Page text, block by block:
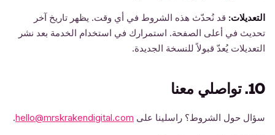
التعديلات: قد نُحدّث هذه الشروط في أي وقت. يظهر تاريخ آخر
تحديث في أعلى الصفحة. استمرارك في استخدام الخدمة بعد نشر
التعديلات يُعدّ قبولاً للنسخة الجديدة.
10. تواصلي معنا
سؤال حول الشروط؟ راسلينا على hello@mrskrakendigital.com
.